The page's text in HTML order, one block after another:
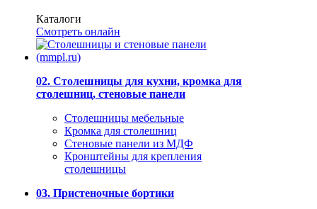
Каталоги
Смотреть онлайн
02. Столешницы для кухни, кромка для
столешниц, стеновые панели
Столешницы мебельные
Кромка для столешниц
Стеновые панели из МДФ
Кронштейны для крепления
столешницы
03. Пристеночные бортики